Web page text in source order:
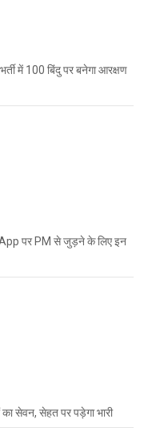
में 100 बिंदु पर बनेगा आरक्षण
पर PM से जुड़ने के लिए इन
सेवन, सेहत पर पड़ेगा भारी